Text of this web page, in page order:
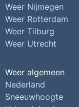
Weer Nijmegen
Weer Rotterdam
Weer Tilburg
Weer Utrecht
Weer algemeen
Nederland
Sneeuwhoogte